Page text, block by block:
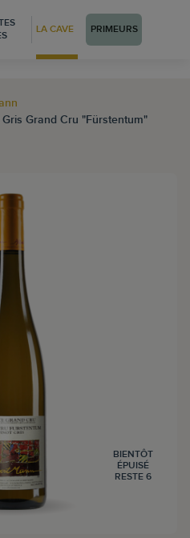
LA CAVE PRIMEURS
Grand Cru "Fürstentum"
BIENTÔT
ÉPUISÉ
RESTE 6